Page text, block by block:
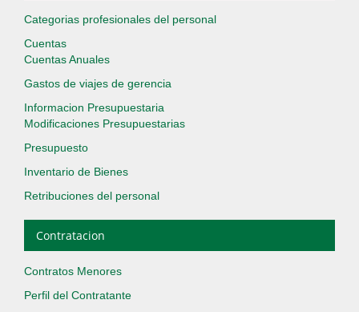
Categorias profesionales del personal
Cuentas
Cuentas Anuales
Gastos de viajes de gerencia
Informacion Presupuestaria
Modificaciones Presupuestarias
Presupuesto
Inventario de Bienes
Retribuciones del personal
Contratacion
Contratos Menores
Perfil del Contratante